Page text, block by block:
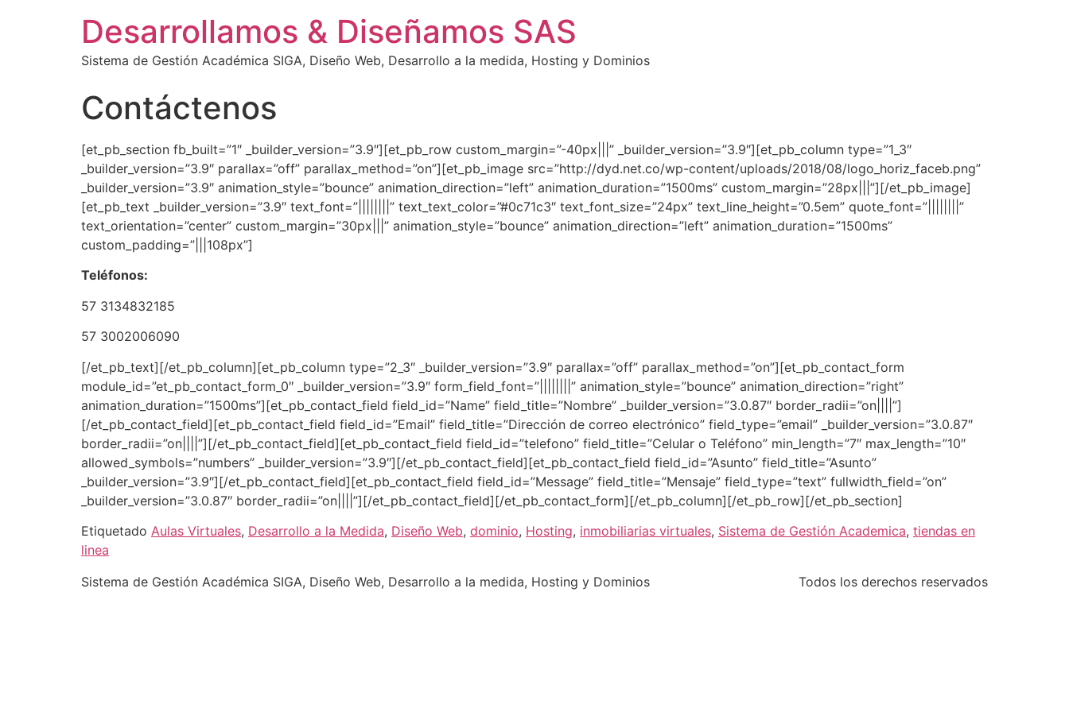
Desarrollamos & Diseñamos SAS
Sistema de Gestión Académica SIGA, Diseño Web, Desarrollo a la medida, Hosting y Dominios
Contáctenos
[et_pb_section fb_built=”1″ _builder_version=”3.9″][et_pb_row custom_margin=”-40px|||” _builder_version=”3.9″][et_pb_column type=”1_3″
_builder_version=”3.9″ parallax=”off” parallax_method=”on”][et_pb_image src=”http://dyd.net.co/wp-content/uploads/2018/08/logo_horiz_faceb.png”
_builder_version=”3.9″ animation_style=”bounce” animation_direction=”left” animation_duration=”1500ms” custom_margin=”28px|||”][/et_pb_image]
[et_pb_text _builder_version=”3.9″ text_font=”||||||||” text_text_color=”#0c71c3″ text_font_size=”24px” text_line_height=”0.5em” quote_font=”||||||||”
text_orientation=”center” custom_margin=”30px|||” animation_style=”bounce” animation_direction=”left” animation_duration=”1500ms”
custom_padding=”|||108px”]
Teléfonos:
57 3134832185
57 3002006090
[/et_pb_text][/et_pb_column][et_pb_column type=”2_3″ _builder_version=”3.9″ parallax=”off” parallax_method=”on”][et_pb_contact_form
module_id=”et_pb_contact_form_0″ _builder_version=”3.9″ form_field_font=”||||||||” animation_style=”bounce” animation_direction=”right”
animation_duration=”1500ms”][et_pb_contact_field field_id=”Name” field_title=”Nombre” _builder_version=”3.0.87″ border_radii=”on||||”]
[/et_pb_contact_field][et_pb_contact_field field_id=”Email” field_title=”Dirección de correo electrónico” field_type=”email” _builder_version=”3.0.87″
border_radii=”on||||”][/et_pb_contact_field][et_pb_contact_field field_id=”telefono” field_title=”Celular o Teléfono” min_length=”7″ max_length=”10″
allowed_symbols=”numbers” _builder_version=”3.9″][/et_pb_contact_field][et_pb_contact_field field_id=”Asunto” field_title=”Asunto”
_builder_version=”3.9″][/et_pb_contact_field][et_pb_contact_field field_id=”Message” field_title=”Mensaje” field_type=”text” fullwidth_field=”on”
_builder_version=”3.0.87″ border_radii=”on||||”][/et_pb_contact_field][/et_pb_contact_form][/et_pb_column][/et_pb_row][/et_pb_section]
Etiquetado Aulas Virtuales, Desarrollo a la Medida, Diseño Web, dominio, Hosting, inmobiliarias virtuales, Sistema de Gestión Academica, tiendas en
linea
Sistema de Gestión Académica SIGA, Diseño Web, Desarrollo a la medida, Hosting y Dominios
Todos los derechos reservados